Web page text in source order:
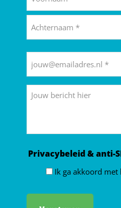
*
Privacybeleid & anti-
Ik ga akkoord met